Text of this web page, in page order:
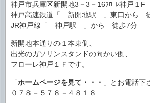
神戸市兵庫区新開地3－3－16ﾌﾛｰﾚ神戸１F
神戸高速鉄道「 新開地駅 」東口から
JR神戸線「 神戸駅 」から 徒歩7分
新開地本通りの１本東側、
出光のガソリンスタンドの向かい側、
フローレ神戸１Ｆです。
「ホームページを見て・・・
」とお電話下
０７８－５７８－４８１８